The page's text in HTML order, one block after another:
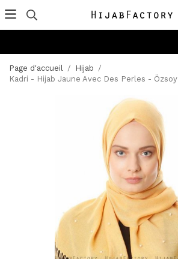
Page d'accueil / Hijab /
Kadri - Hijab Jaune Avec Des Perles - Özsoy